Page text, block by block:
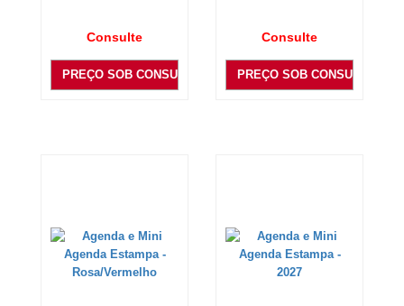
Consulte
PREÇO SOB CONSULTA
Consulte
PREÇO SOB CONSULTA